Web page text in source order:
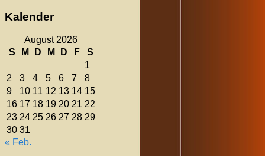
Kalender
August 2026
S
M D M D F
S
1
2
3 4 5 6 7
8
9
10 11 12 13 14 15
16 17 18 19 20 21 22
23 24 25 26 27 28 29
30 31
« Feb.